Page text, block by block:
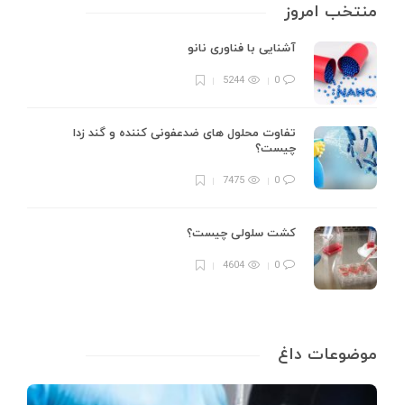
منتخب امروز
آشنایی با فناوری نانو
0
5244
تفاوت محلول های ضدعفونی کننده و گند زدا
چیست؟
0
7475
کشت سلولی چیست؟
0
4604
موضوعات داغ